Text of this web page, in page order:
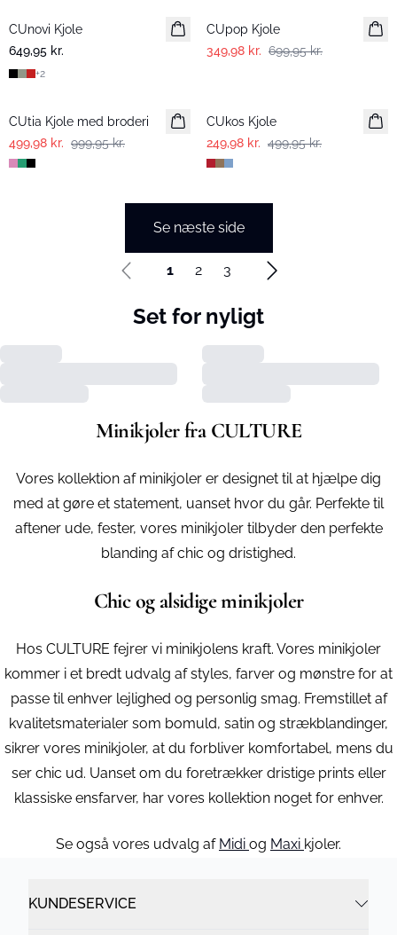
CUnovi Kjole
649,95 kr.
+2
CUpop Kjole
349,98 kr. 699,95 kr.
CUtia Kjole med broderi
499,98 kr. 999,95 kr.
CUkos Kjole
249,98 kr. 499,95 kr.
Se næste side
1 2 3
Set for nyligt
Minikjoler fra CULTURE
Vores kollektion af minikjoler er designet til at hjælpe dig
med at gøre et statement, uanset hvor du går. Perfekte til
aftener ude, fester, vores minikjoler tilbyder den perfekte
blanding af chic og dristighed.
Chic og alsidige minikjoler
Hos CULTURE fejrer vi minikjolens kraft. Vores minikjoler
kommer i et bredt udvalg af styles, farver og mønstre for at
passe til enhver lejlighed og personlig smag. Fremstillet af
kvalitetsmaterialer som bomuld, satin og strækblandinger,
sikrer vores minikjoler, at du forbliver komfortabel, mens du
ser chic ud. Uanset om du foretrækker dristige prints eller
klassiske ensfarver, har vores kollektion noget for enhver.
Se også vores udvalg af Midi og Maxi kjoler.
KUNDESERVICE